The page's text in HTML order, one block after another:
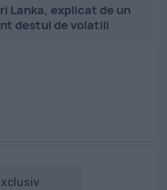
Lanka, explicat de un
destul de volatili